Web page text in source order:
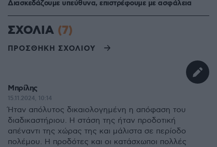
Διασκεδάζουμε υπεύθυνα, επιστρέφουμε με ασφάλεια
ΣΧΟΛΙΑ (7)
ΠΡΟΣΘΗΚΗ ΣΧΟΛΙΟΥ
Μπρίλης
15.11.2024, 10:14
Ήταν απόλυτος δικαιολογημένη η απόφαση του
διαδικαστήριου. Η στάση της ήταν προδοτική
απέναντι της χώρας της και μάλιστα σε περίοδο
πολέμου. Η προδότες και οι κατάσχωποι πολλές